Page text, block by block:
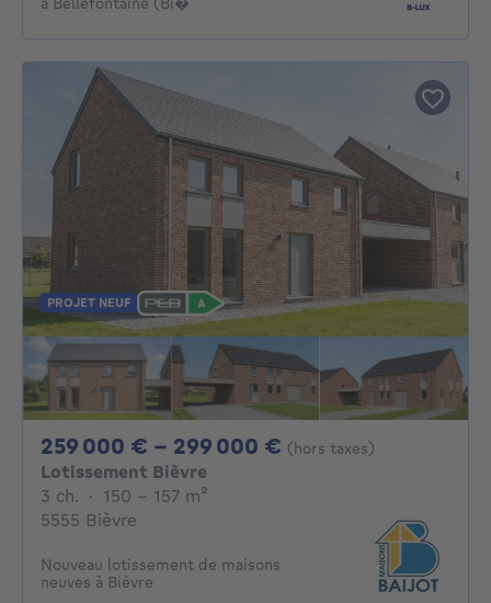
PROJET NEUF
259 000 € - 299 000 € De 259000€ À
(hors taxes)
Lotissement Bièvre
3 ch. 3 chambres
· 150 - 157 m²
5555 Bièvre
Nouveau lotissement de maisons
neuves à Bièvre